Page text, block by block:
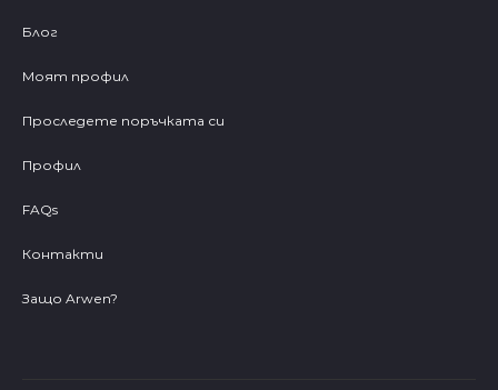
Блог
Моят профил
Проследете поръчката си
Профил
FAQs
Контакти
Защо Arwen?